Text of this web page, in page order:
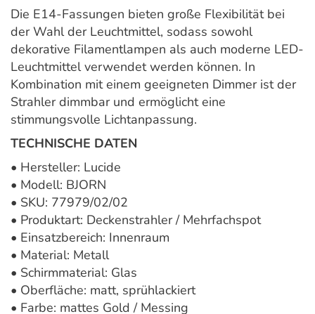
Die E14-Fassungen bieten große Flexibilität bei
der Wahl der Leuchtmittel, sodass sowohl
dekorative Filamentlampen als auch moderne LED-
Leuchtmittel verwendet werden können. In
Kombination mit einem geeigneten Dimmer ist der
Strahler dimmbar und ermöglicht eine
stimmungsvolle Lichtanpassung.
TECHNISCHE DATEN
• Hersteller: Lucide
• Modell: BJORN
• SKU: 77979/02/02
• Produktart: Deckenstrahler / Mehrfachspot
• Einsatzbereich: Innenraum
• Material: Metall
• Schirmmaterial: Glas
• Oberfläche: matt, sprühlackiert
• Farbe: mattes Gold / Messing